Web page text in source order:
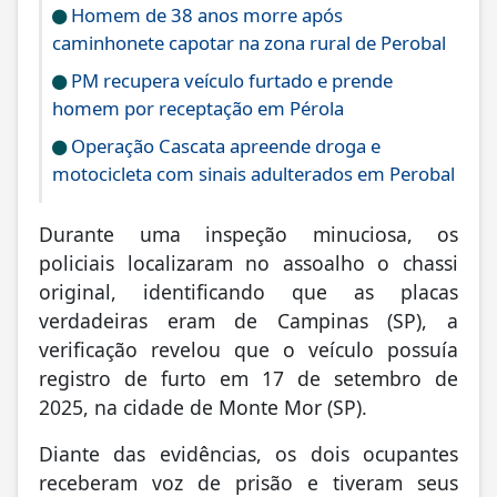
Homem de 38 anos morre após
caminhonete capotar na zona rural de Perobal
PM recupera veículo furtado e prende
homem por receptação em Pérola
Operação Cascata apreende droga e
motocicleta com sinais adulterados em Perobal
Durante uma inspeção minuciosa, os
policiais localizaram no assoalho o chassi
original, identificando que as placas
verdadeiras eram de Campinas (SP), a
verificação revelou que o veículo possuía
registro de furto em 17 de setembro de
2025, na cidade de Monte Mor (SP).
Diante das evidências, os dois ocupantes
receberam voz de prisão e tiveram seus